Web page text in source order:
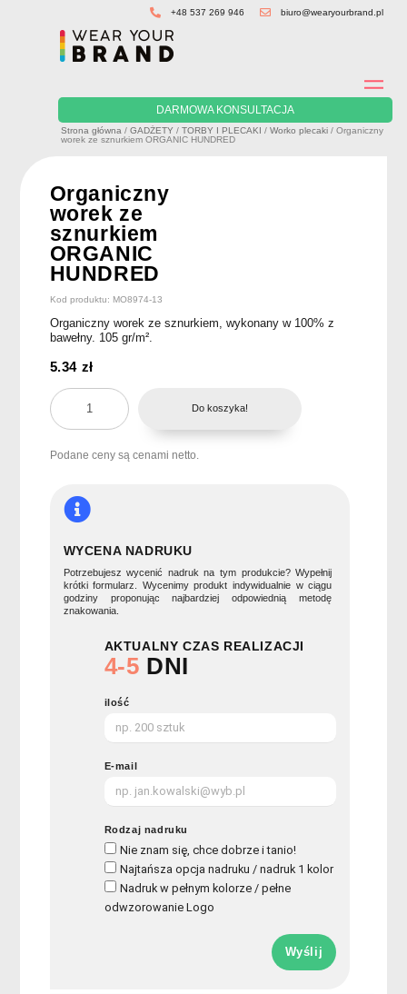
+48 537 269 946 biuro@wearyourbrand.pl
DARMOWA KONSULTACJA
Strona główna /GADŻETY /TORBY I PLECAKI /Worko plecaki / Organiczny
worek ze sznurkiem ORGANIC HUNDRED
Organiczny
worek ze
sznurkiem
ORGANIC
HUNDRED
Kod produktu: MO8974-13
Organiczny worek ze sznurkiem, wykonany w 100% z
bawełny. 105 gr/m².
5.34 zł
ilość
Organiczny
worek
ze
HUNDRED
Do koszyka!
Podane ceny są cenami netto.
WYCENA NADRUKU
Potrzebujesz wycenić nadruk na tym produkcie? Wypełnij
krótki formularz. Wycenimy produkt indywidualnie w ciągu
godziny proponując najbardziej odpowiednią metodę
znakowania.
AKTUALNY CZAS REALIZACJI
4-5 DNI
ilość
E-mail
Rodzaj nadruku
Nie znam się, chce dobrze i tanio!
Najtańsza opcja nadruku / nadruk 1 kolor
Nadruk w pełnym kolorze / pełne
odwzorowanie Logo
Wyślij